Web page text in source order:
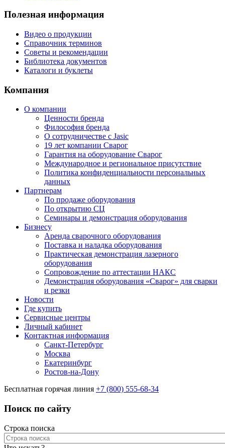
Полезная информация
Видео о продукции
Справочник терминов
Советы и рекомендации
Библиотека документов
Каталоги и буклеты
Компания
О компании
Ценности бренда
Философия бренда
О сотрудничестве с Jasic
19 лет компании Сварог
Гарантия на оборудование Сварог
Международное и региональное присутствие
Политика конфиденциальности персональных
данных
Партнерам
По продаже оборудования
По открытию СЦ
Семинары и демонстрация оборудования
Бизнесу
Аренда сварочного оборудования
Поставка и наладка оборудования
Практическая демонстрация лазерного
оборудования
Сопровождение по аттестации НАКС
Демонстрация оборудования «Сварог» для сварки
и резки
Новости
Где купить
Сервисные центры
Личный кабинет
Контактная информация
Санкт-Петербург
Москва
Екатеринбург
Ростов-на-Дону
Бесплатная горячая линия +7 (800) 555-68-34
Поиск по сайту
Строка поиска